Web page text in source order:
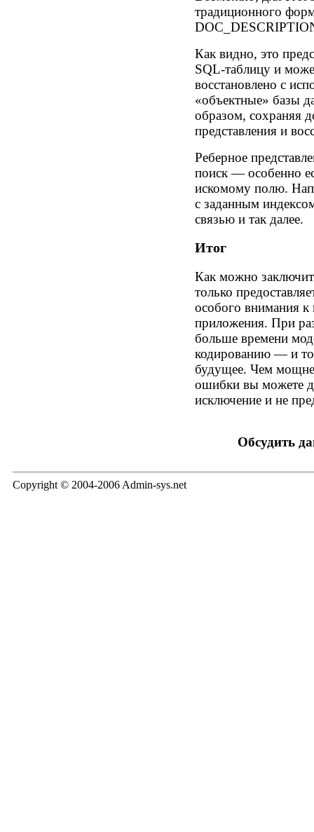
традиционного
Как видно, это
SQL-таблицу и
восстановлено с
«объектные» базы
образом, сохраняя
представления и
Реберное
поиск — особенно
искомому полю.
с заданным
связью и так далее.
Итог
Как можно
только
особого внимания к
приложения. При
больше времени
кодированию — и
будущее. Чем
ошибки вы можете
исключение и не
Обсудить
Copyright © 2004-2006 Admin-sys.net